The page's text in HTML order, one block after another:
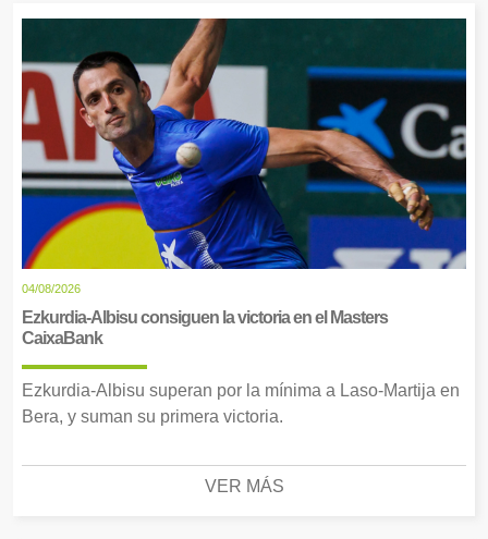
04/08/2026
Ezkurdia-Albisu consiguen la victoria en el Masters
CaixaBank
Ezkurdia-Albisu superan por la mínima a Laso-Martija en
Bera, y suman su primera victoria.
VER MÁS